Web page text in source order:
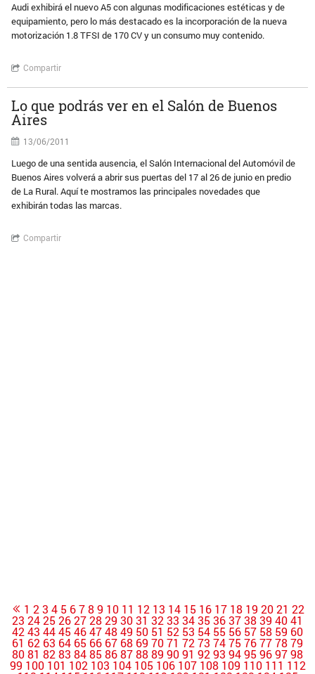
Audi exhibirá el nuevo A5 con algunas modificaciones estéticas y de
equipamiento, pero lo más destacado es la incorporación de la nueva
motorización 1.8 TFSI de 170 CV y un consumo muy contenido.
Compartir
Lo que podrás ver en el Salón de Buenos
Aires
13/06/2011
Luego de una sentida ausencia, el Salón Internacional del Automóvil de
Buenos Aires volverá a abrir sus puertas del 17 al 26 de junio en predio
de La Rural. Aquí te mostramos las principales novedades que
exhibirán todas las marcas.
Compartir
1 2 3 4 5 6 7 8 9 10 11 12 13 14 15 16 17 18 19 20 21 22
23 242526272829 3031 32 33 343536373839 4041
42 43 444546474849 50 51 52 53 54 55 56 57 58 59 60
61 62 63 64 65 66 67 68 69 7071 72 73 747576777879
8081 82 83 848586878889 9091 92 93 9495969798
99 100 101 102 103 104 105 106 107 108 109 110 111 112